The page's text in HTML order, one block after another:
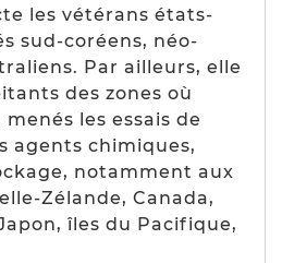
les vétérans états-
sud-coréens, néo-
Par ailleurs, elle
des zones où
les essais de
agents chimiques,
notamment aux
Zélande, Canada,
îles du Pacifique,